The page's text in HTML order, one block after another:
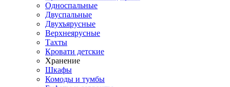
Односпальные
Двуспальные
Двухъярусные
Верхнеярусные
Тахты
Кровати детские
Хранение
Шкафы
Комоды и тумбы